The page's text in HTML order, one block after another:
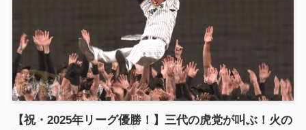
【祝・2025年リーグ優勝！】三代の虎党が叫ぶ！火の